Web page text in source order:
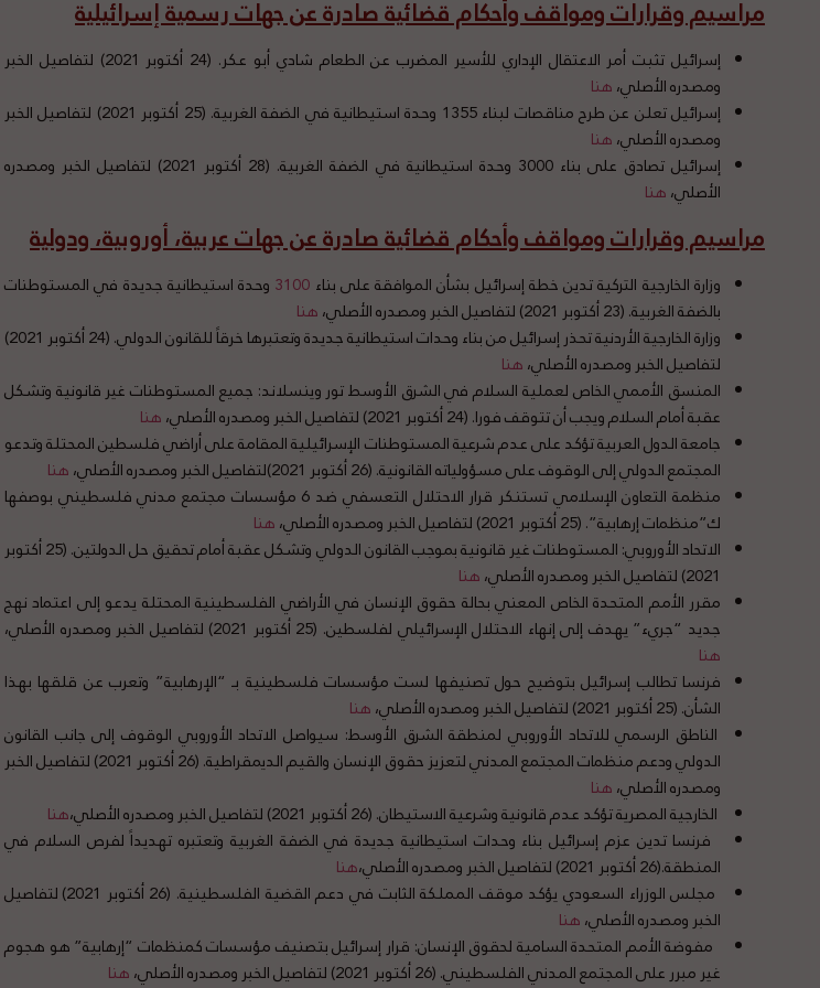
مراسيم وقرارات ومواقف وأحكام قضائية صادرة عن جهات رسمية إسرائيلية
إسرائيل تثبت أمر الاعتقال الإداري للأسير المضرب عن الطعام شادي أبو عكر. (24 أكتوبر 2021) لتفاصيل الخبر
ومصدره الأصلي،هنا
إسرائيل تعلن عن طرح مناقصات لبناء 1355 وحدة استيطانية في الضفة الغربية. (25 أكتوبر 2021) لتفاصيل الخبر
ومصدره الأصلي،هنا
إسرائيل تصادق على بناء 3000 وحدة استيطانية في الضفة الغربية. (28 أكتوبر 2021) لتفاصيل الخبر ومصدره
الأصلي،هنا
مراسيم وقرارات ومواقف وأحكام قضائية صادرة عن جهات عربية، أوروبية، ودولية
وزارة الخارجية التركية تدين خطة إسرائيل بشأن الموافقة على بناء 3100 وحدة استيطانية جديدة في المستوطنات
بالضفة الغربية. (23 أكتوبر 2021) لتفاصيل الخبر ومصدره الأصلي،
هنا
وزارة الخارجية الأردنية تحذر إسرائيل من بناء وحدات استيطانية جديدة وتعتبرها خرقاً للقانون الدولي. (24 أكتوبر 2021)
لتفاصيل الخبر ومصدره الأصلي،هنا
المنسق الأممي الخاص لعملية السلام في الشرق الأوسط تور وينسلاند: جميع المستوطنات غير قانونية وتشكل
عقبة أمام السلام ويجب أن تتوقف فورا. (24 أكتوبر 2021) لتفاصيل الخبر ومصدره الأصلي،
هنا
جامعة الدول العربية تؤكد على عدم شرعية المستوطنات الإسرائيلية المقامة على أراضي فلسطين المحتلة وتدعو
المجتمع الدولي إلى الوقوف على مسؤولياته القانونية. (26 أكتوبر 2021)لتفاصيل الخبر ومصدره الأصلي،
هنا
منظمة التعاون الإسلامي تستنكر قرار الاحتلال التعسفي ضد 6 مؤسسات مجتمع مدني فلسطيني بوصفها
ك”منظمات إرهابية”. (25 أكتوبر 2021) لتفاصيل الخبر ومصدره الأصلي،
هنا
الاتحاد الأوروبي: المستوطنات غير قانونية بموجب القانون الدولي وتشكل عقبة أمام تحقيق حل الدولتين. (25 أكتوبر
2021) لتفاصيل الخبر ومصدره الأصلي،
هنا
مقرر الأمم المتحدة الخاص المعني بحالة حقوق الإنسان في الأراضي الفلسطينية المحتلة يدعو إلى اعتماد نهج
جديد “جريء” يهدف إلى إنهاء الاحتلال الإسرائيلي لفلسطين. (25 أكتوبر 2021) لتفاصيل الخبر ومصدره الأصلي،
هنا
فرنسا تطالب إسرائيل بتوضيح حول تصنيفها لست مؤسسات فلسطينية بـ “الإرهابية” وتعرب عن قلقها بهذا
الشأن. (25 أكتوبر 2021) لتفاصيل الخبر ومصدره الأصلي،
هنا
الناطق الرسمي للاتحاد الأوروبي لمنطقة الشرق الأوسط: سيواصل الاتحاد الأوروبي الوقوف إلى جانب القانون
الدولي ودعم منظمات المجتمع المدني لتعزيز حقوق الإنسان والقيم الديمقراطية. (26 أكتوبر 2021) لتفاصيل الخبر
ومصدره الأصلي،هنا
الخارجية المصرية تؤكد عدم قانونية وشرعية الاستيطان. (26 أكتوبر 2021) لتفاصيل الخبر ومصدره الأصلي،
هنا
فرنسا تدين عزم إسرائيل بناء وحدات استيطانية جديدة في الضفة الغربية وتعتبره تهديداً لفرص السلام في
المنطقة.(26 أكتوبر 2021) لتفاصيل الخبر ومصدره الأصلي،
هنا
مجلس الوزراء السعودي يؤكد موقف المملكة الثابت في دعم القضية الفلسطينية. (26 أكتوبر 2021) لتفاصيل
الخبر ومصدره الأصلي،هنا
مفوضة الأمم المتحدة السامية لحقوق الإنسان: قرار إسرائيل بتصنيف مؤسسات كمنظمات “إرهابية” هو هجوم
غير مبرر على المجتمع المدني الفلسطيني. (26 أكتوبر 2021) لتفاصيل الخبر ومصدره الأصلي،
هنا